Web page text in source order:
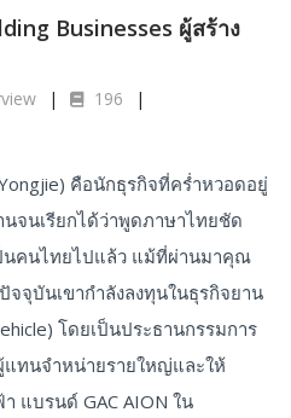
Businesses ผู้สร้าง
196
คือนักธุรกิจที่คร่ำหวอดอยู่
จนเรียกได้ว่าพูดภาษาไทยชัด
นคนไทยไปแล้ว แม้ที่ผ่านมาคุณ
จุบันเขากำลังลงทุนในธุรกิจยาน
โดยเป็นประธานกรรมการ
ทนจำหน่ายรายใหญ่และให้
แบรนด์ GAC AION ใน